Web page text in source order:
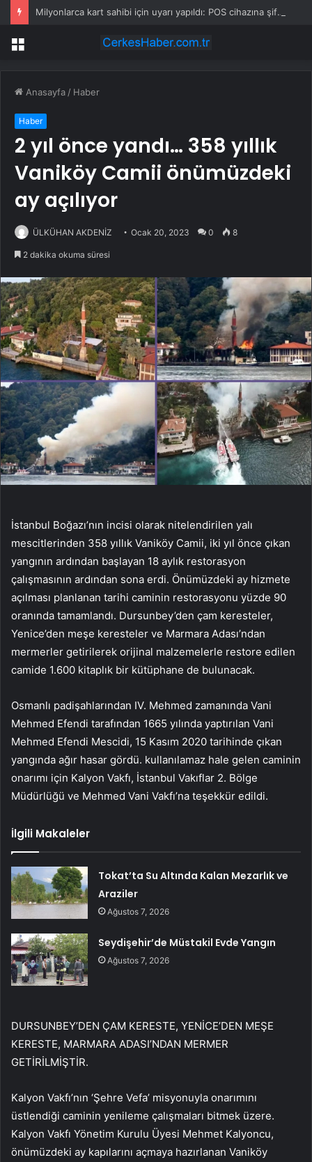
Milyonlarca kart sahibi için uyarı yapıldı: POS cihazına şifre girmeden önce bir kez daha düşünün
Menü
Anasayfa / Haber
Haber
2 yıl önce yandı… 358 yıllık
Vaniköy Camii önümüzdeki
ay açılıyor
ÜLKÜHAN AKDENİZ Ocak 20, 2023 0 8
2 dakika okuma süresi
İstanbul Boğazı’nın incisi olarak nitelendirilen yalı
mescitlerinden 358 yıllık Vaniköy Camii, iki yıl önce çıkan
yangının ardından başlayan 18 aylık restorasyon
çalışmasının ardından sona erdi. Önümüzdeki ay hizmete
açılması planlanan tarihi caminin restorasyonu yüzde 90
oranında tamamlandı. Dursunbey’den çam keresteler,
Yenice’den meşe keresteler ve Marmara Adası’ndan
mermerler getirilerek orijinal malzemelerle restore edilen
camide 1.600 kitaplık bir kütüphane de bulunacak.
Osmanlı padişahlarından IV. Mehmed zamanında Vani
Mehmed Efendi tarafından 1665 yılında yaptırılan Vani
Mehmed Efendi Mescidi, 15 Kasım 2020 tarihinde çıkan
yangında ağır hasar gördü. kullanılamaz hale gelen caminin
onarımı için Kalyon Vakfı, İstanbul Vakıflar 2. Bölge
Müdürlüğü ve Mehmed Vani Vakfı’na teşekkür edildi.
İlgili Makaleler
Tokat’ta Su Altında Kalan Mezarlık ve
Araziler
Ağustos 7, 2026
Seydişehir’de Müstakil Evde Yangın
Ağustos 7, 2026
DURSUNBEY’DEN ÇAM KERESTE, YENİCE’DEN MEŞE
KERESTE, MARMARA ADASI’NDAN MERMER
GETİRİLMİŞTİR.
Kalyon Vakfı’nın ‘Şehre Vefa’ misyonuyla onarımını
üstlendiği caminin yenileme çalışmaları bitmek üzere.
Kalyon Vakfı Yönetim Kurulu Üyesi Mehmet Kalyoncu,
önümüzdeki ay kapılarını açmaya hazırlanan Vaniköy